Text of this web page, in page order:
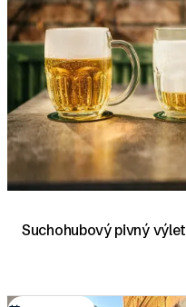
Suchohubový pivný výlet